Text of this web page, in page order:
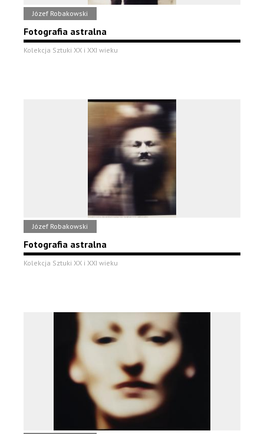
Józef Robakowski
Fotografia astralna
Kolekcja Sztuki XX i XXI wieku
Józef Robakowski
Fotografia astralna
Kolekcja Sztuki XX i XXI wieku